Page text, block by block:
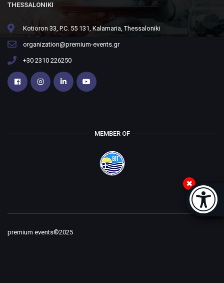
THESSALONIKI
Kotioron 33, P.C. 55 131, Kalamaria, Thessaloniki
organization@premium-events.gr
+30 2310 226250
MEMBER OF
premium events©2025